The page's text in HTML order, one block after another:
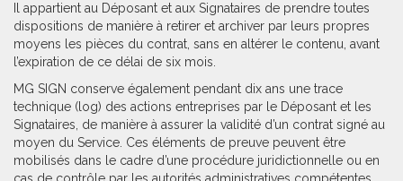
Il appartient au Déposant et aux Signataires de prendre toutes
dispositions de manière à retirer et archiver par leurs propres
moyens les pièces du contrat, sans en altérer le contenu, avant
l’expiration de ce délai de six mois.
MG SIGN conserve également pendant dix ans une trace
technique (log) des actions entreprises par le Déposant et les
Signataires, de manière à assurer la validité d’un contrat signé au
moyen du Service. Ces éléments de preuve peuvent être
mobilisés dans le cadre d’une procédure juridictionnelle ou en